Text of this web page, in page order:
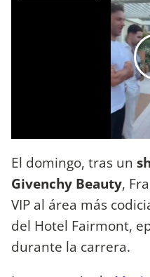
El domingo, tras un
Givenchy Beauty,
VIP al área más
del Hotel Fairmont,
durante la carrera.